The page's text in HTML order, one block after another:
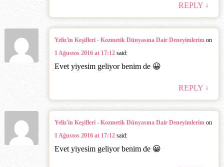
REPLY ↓
Yeliz'in Keşifleri - Kozmetik Dünyasına Dair Deneyimlerim on
1 Ağustos 2016 at 17:12 said:
Evet yiyesim geliyor benim de 😀
REPLY ↓
Yeliz'in Keşifleri - Kozmetik Dünyasına Dair Deneyimlerim on
1 Ağustos 2016 at 17:12 said:
Evet yiyesim geliyor benim de 😀